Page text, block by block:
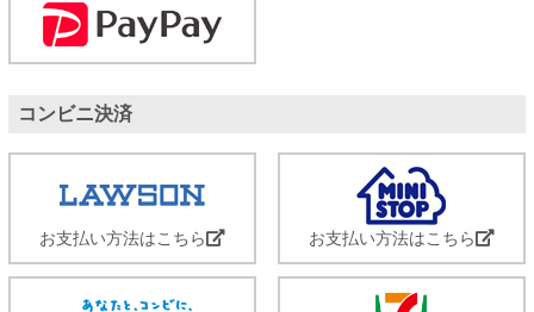
コンビニ決済
お支払い方法はこちら お支払い方法はこちら